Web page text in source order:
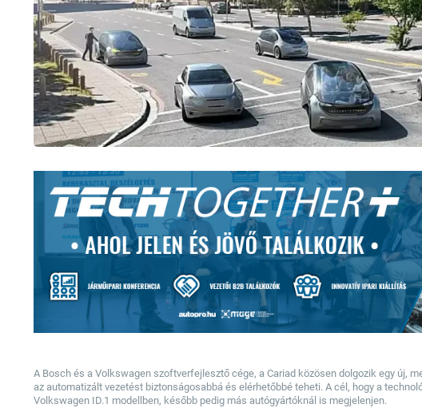
A Bosch és a Volkswagen szoftverfejlesztő cége, a Cariad közösen dolgozik egy új,
az automatizált vezetést biztonságosabbá és elérhetőbbé teheti. A cél, hogy a
Volkswagen ID.1 modellben, később pedig más autógyártóknál is megjelenjen.